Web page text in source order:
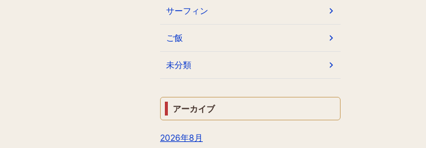
サーフィン
ご飯
未分類
アーカイブ
2026年8月